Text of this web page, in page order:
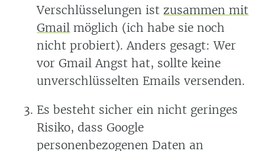
Verschlüsselungen ist zusammen mit
Gmail möglich (ich habe sie noch
nicht probiert). Anders gesagt: Wer
vor Gmail Angst hat, sollte keine
unverschlüsselten Emails versenden.
Es besteht sicher ein nicht geringes
Risiko, dass Google
personenbezogenen Daten an